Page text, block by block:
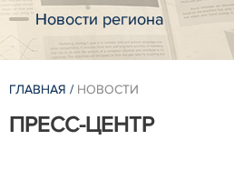
Новости региона
ГЛАВНАЯ / НОВОСТИ
ПРЕСС-ЦЕНТР